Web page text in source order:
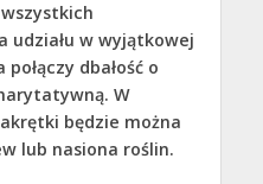
udziału w wyjątkowej
dbałość o
W
będzie można
lub nasiona roślin.